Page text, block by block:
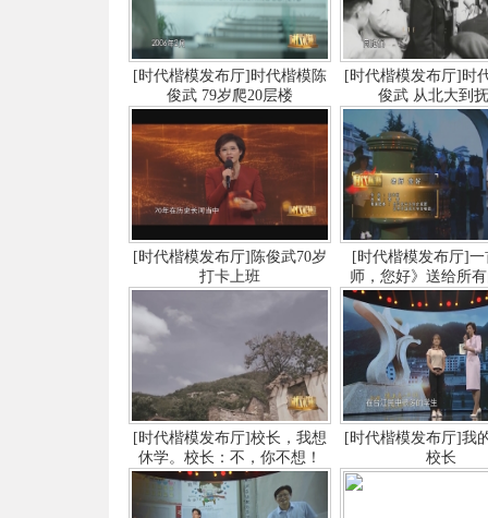
[时代楷模发布厅]时代楷模陈
俊武 79岁爬20层楼
[时代楷模发布厅]时
俊武 从北大到
[时代楷模发布厅]陈俊武70岁
打卡上班
[时代楷模发布厅]
师，您好》送给所
[时代楷模发布厅]校长，我想
休学。校长：不，你不想！
[时代楷模发布厅]我
校长